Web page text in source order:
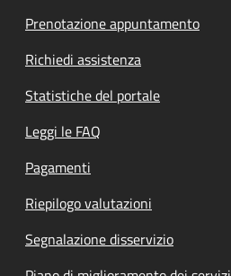
Prenotazione appuntamento
Richiedi assistenza
Statistiche del portale
Leggi le FAQ
Pagamenti
Riepilogo valutazioni
Segnalazione disservizio